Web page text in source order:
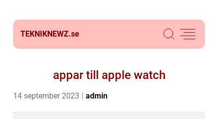
TEKNIKNEWZ.se
appar till apple watch
14 september 2023 admin